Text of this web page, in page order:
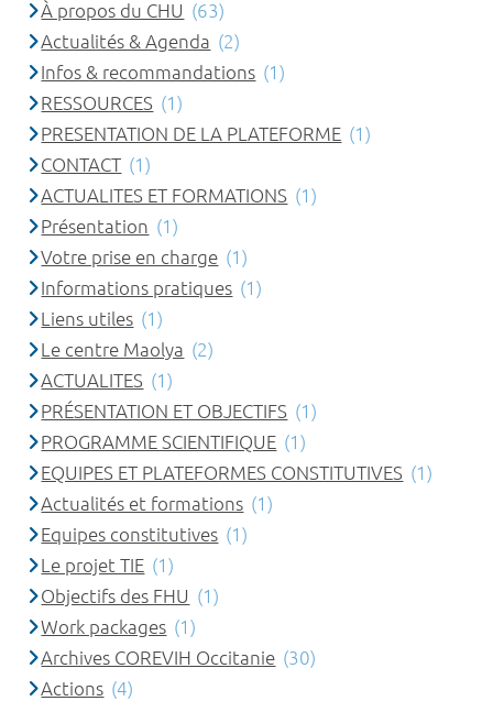
À propos du CHU (63)
Actualités & Agenda (2)
Infos & recommandations (1)
RESSOURCES (1)
PRESENTATION DE LA PLATEFORME (1)
CONTACT (1)
ACTUALITES ET FORMATIONS (1)
Présentation (1)
Votre prise en charge (1)
Informations pratiques (1)
Liens utiles (1)
Le centre Maolya (2)
ACTUALITES (1)
PRÉSENTATION ET OBJECTIFS (1)
PROGRAMME SCIENTIFIQUE (1)
EQUIPES ET PLATEFORMES CONSTITUTIVES (1)
Actualités et formations (1)
Equipes constitutives (1)
Le projet TIE (1)
Objectifs des FHU (1)
Work packages (1)
Archives COREVIH Occitanie (30)
Actions (4)